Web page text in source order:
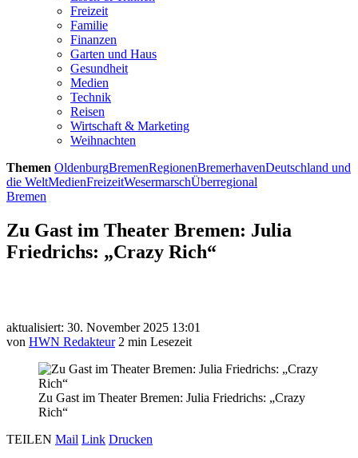
Freizeit
Familie
Finanzen
Garten und Haus
Gesundheit
Medien
Technik
Reisen
Wirtschaft & Marketing
Weihnachten
Themen OldenburgBremenRegionenBremerhavenDeutschland und
die WeltMedienFreizeitWesermarschÜberregional
Bremen
Zu Gast im Theater Bremen: Julia
Friedrichs: „Crazy Rich“
aktualisiert: 30. November 2025 13:01
von HWN Redakteur 2 min Lesezeit
Zu Gast im Theater Bremen: Julia Friedrichs: „Crazy
Rich“
TEILEN Mail Link Drucken